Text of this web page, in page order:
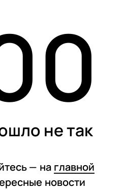
не так
— на главной
новости